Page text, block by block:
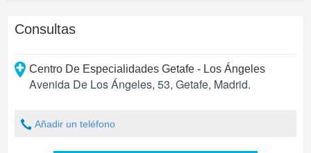
Consultas
Centro De Especialidades Getafe - Los Ángeles
Avenida De Los Ángeles, 53, Getafe, Madrid.
Añadir un teléfono